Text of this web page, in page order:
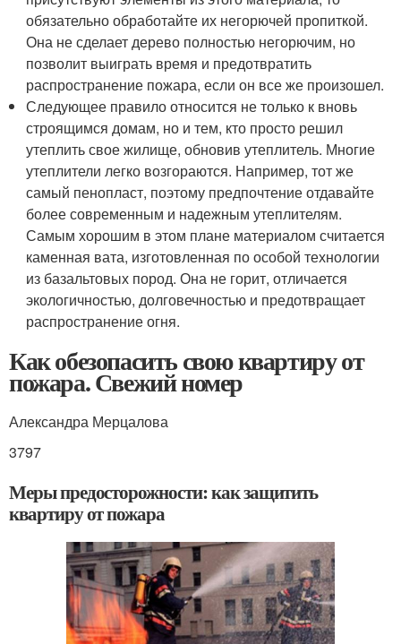
обязательно обработайте их негорючей пропиткой.
Она не сделает дерево полностью негорючим, но
позволит выиграть время и предотвратить
распространение пожара, если он все же произошел.
Следующее правило относится не только к вновь
строящимся домам, но и тем, кто просто решил
утеплить свое жилище, обновив утеплитель. Многие
утеплители легко возгораются. Например, тот же
самый пенопласт, поэтому предпочтение отдавайте
более современным и надежным утеплителям.
Самым хорошим в этом плане материалом считается
каменная вата, изготовленная по особой технологии
из базальтовых пород. Она не горит, отличается
экологичностью, долговечностью и предотвращает
распространение огня.
Как обезопасить свою квартиру от
пожара. Свежий номер
Александра Мерцалова
3797
Меры предосторожности: как защитить
квартиру от пожара